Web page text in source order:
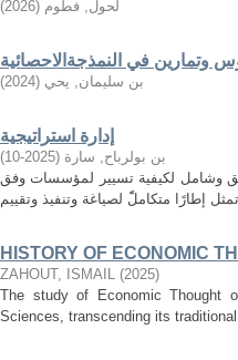
لحول, فطوم (
2026
)
وتمارين في النمذجةالاحصائية
بن سليمان, يحي (
2024
)
إدارة استراتيجية
بن بولرباح, سارة (
2025-10
)
وشامل لكيفية تسيير لمؤسسات وفق
HISTORY OF ECONOMIC
ZAHOUT, ISMAIL (2025)
The study of Economic Thought
Sciences, transcending its